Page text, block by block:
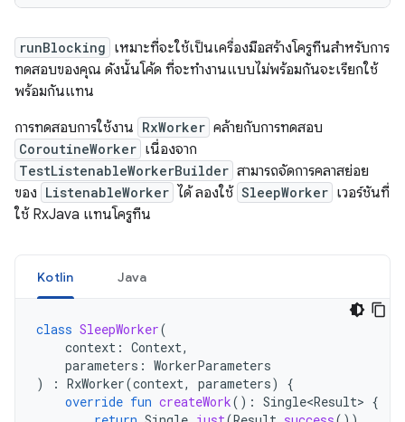
runBlocking เหมาะที่จะใช้เป็นเครื่องมือสร้างโครูทีนสำหรับการ
ทดสอบของคุณ ดังนั้นโค้ด ที่จะทำงานแบบไม่พร้อมกันจะเรียกใช้
พร้อมกันแทน
การทดสอบการใช้งาน RxWorker คล้ายกับการทดสอบ
CoroutineWorker เนื่องจาก
TestListenableWorkerBuilder สามารถจัดการคลาสย่อย
ของ ListenableWorker ได้ ลองใช้ SleepWorker เวอร์ชันที่
ใช้ RxJava แทนโครูทีน
Kotlin Java
class SleepWorker(
context : Context,
parameters : WorkerParameters
)
: RxWorker(context, parameters)
{
override fun createWork(): Single<Result> {